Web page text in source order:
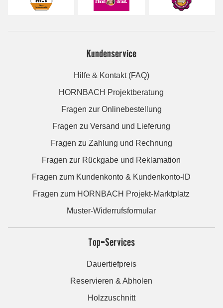
Kundenservice
Hilfe & Kontakt (FAQ)
HORNBACH Projektberatung
Fragen zur Onlinebestellung
Fragen zu Versand und Lieferung
Fragen zu Zahlung und Rechnung
Fragen zur Rückgabe und Reklamation
Fragen zum Kundenkonto & Kundenkonto-ID
Fragen zum HORNBACH Projekt-Marktplatz
Muster-Widerrufsformular
Top-Services
Dauertiefpreis
Reservieren & Abholen
Holzzuschnitt